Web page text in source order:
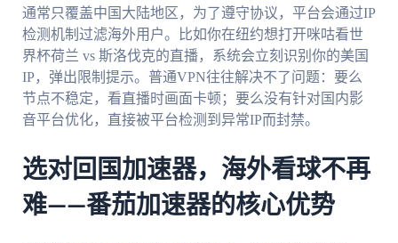
通常只覆盖中国大陆地区，为了遵守协议，平台会通过IP
检测机制过滤海外用户。比如你在纽约想打开咪咕看世
界杯荷兰 vs 斯洛伐克的直播，系统会立刻识别你的美国
IP，弹出限制提示。普通VPN往往解决不了问题：要么
节点不稳定，看直播时画面卡顿；要么没有针对国内影
音平台优化，直接被平台检测到异常IP而封禁。
选对回国加速器，海外看球不再
难——番茄加速器的核心优势